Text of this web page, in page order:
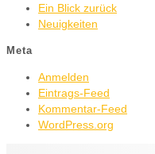
Ein Blick zurück
Neuigkeiten
Meta
Anmelden
Eintrags-Feed
Kommentar-Feed
WordPress.org